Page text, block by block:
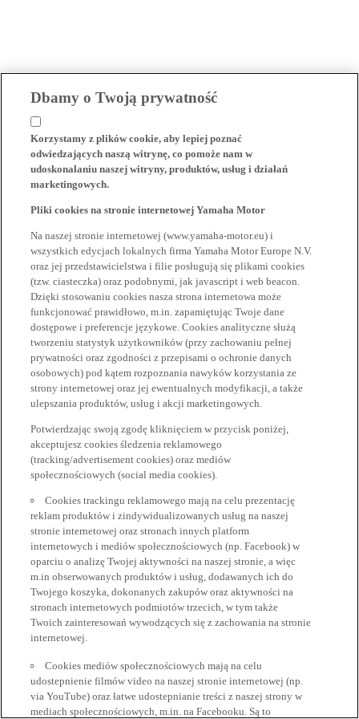
Dbamy o Twoją prywatność
Korzystamy z plików cookie, aby lepiej poznać
odwiedzających naszą witrynę, co pomoże nam w
udoskonalaniu naszej witryny, produktów, usług i działań
marketingowych.
Pliki cookies na stronie internetowej Yamaha Motor
Na naszej stronie internetowej (www.yamaha-motor.eu) i
wszystkich edycjach lokalnych firma Yamaha Motor Europe N.V.
oraz jej przedstawicielstwa i filie posługują się plikami cookies
(tzw. ciasteczka) oraz podobnymi, jak javascript i web beacon.
Dzięki stosowaniu cookies nasza strona internetowa może
funkcjonować prawidłowo, m.in. zapamiętując Twoje dane
dostępowe i preferencje językowe. Cookies analityczne służą
tworzeniu statystyk użytkowników (przy zachowaniu pełnej
prywatności oraz zgodności z przepisami o ochronie danych
osobowych) pod kątem rozpoznania nawyków korzystania ze
strony internetowej oraz jej ewentualnych modyfikacji, a także
ulepszania produktów, usług i akcji marketingowych.
Potwierdzając swoją zgodę kliknięciem w przycisk poniżej,
akceptujesz cookies śledzenia reklamowego
(tracking/advertisement cookies) oraz mediów
społecznościowych (social media cookies).
Cookies trackingu reklamowego mają na celu prezentację
reklam produktów i zindywidualizowanych usług na naszej
stronie internetowej oraz stronach innych platform
internetowych i mediów społecznościowych (np. Facebook) w
oparciu o analizę Twojej aktywności na naszej stronie, a więc
m.in obserwowanych produktów i usług, dodawanych ich do
Twojego koszyka, dokonanych zakupów oraz aktywności na
stronach internetowych podmiotów trzecich, w tym także
Twoich zainteresowań wywodzących się z zachowania na stronie
internetowej.
Cookies mediów społecznościowych mają na celu
udostepnienie filmów video na naszej stronie internetowej (np.
via YouTube) oraz łatwe udostepnianie treści z naszej strony w
mediach społecznościowych, m.in. na Facebooku. Są to